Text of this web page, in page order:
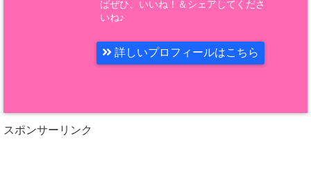
ばぜひ、いいね！＆シェアしてくださ
いね♪
詳しいプロフィールはこちら
スポンサーリンク